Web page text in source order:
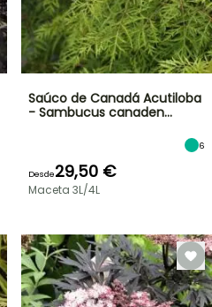
Saúco de Canadá Acutiloba
- Sambucus canaden…
6
Desde29,50 €
Maceta 3L/4L